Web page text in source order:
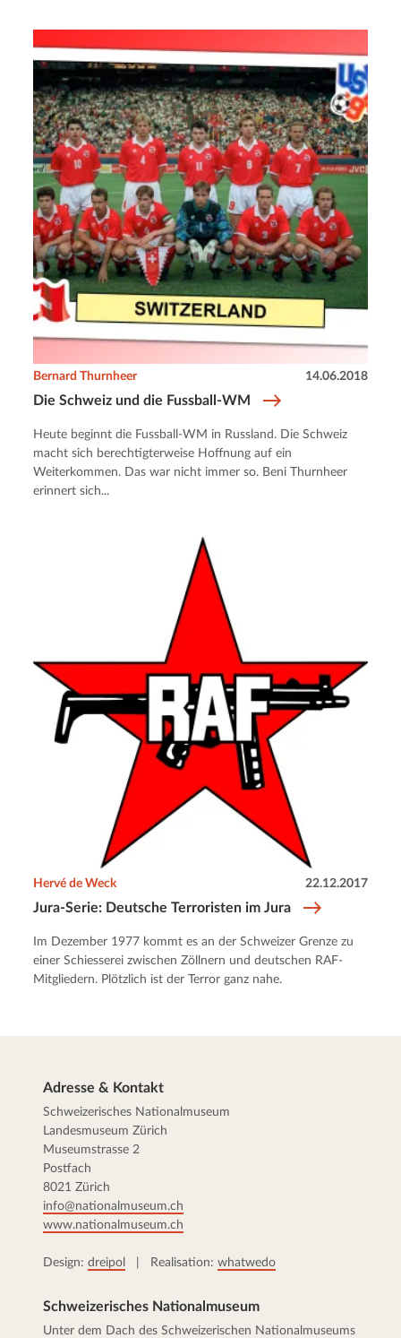
Die Schweiz und die Fussball-WM
Bernard Thurnheer 14.06.2018
Heute beginnt die Fussball-WM in Russland. Die Schweiz
macht sich berechtigterweise Hoffnung auf ein
Weiterkommen. Das war nicht immer so. Beni Thurnheer
erinnert sich...
Jura-Serie: Deutsche Terroristen im Jura
Hervé de Weck 22.12.2017
Im Dezember 1977 kommt es an der Schweizer Grenze zu
einer Schiesserei zwischen Zöllnern und deutschen RAF-
Mitgliedern. Plötzlich ist der Terror ganz nahe.
Adresse & Kontakt
Schweizerisches Nationalmuseum
Landesmuseum Zürich
Museumstrasse 2
Postfach
8021 Zürich
info@nationalmuseum.ch
www.nationalmuseum.ch
Design: dreipol | Realisation: whatwedo
Schweizerisches Nationalmuseum
Unter dem Dach des Schweizerischen Nationalmuseums